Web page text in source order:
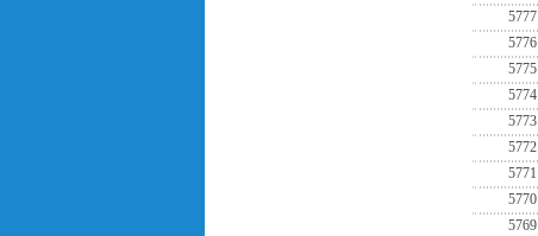
5777
5776
5775
5774
5773
5772
5771
5770
5769